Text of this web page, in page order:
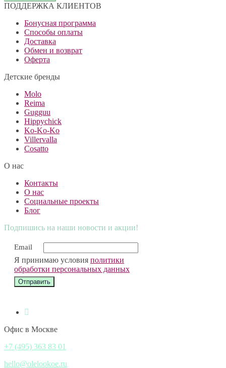
ПОДДЕРЖКА КЛИЕНТОВ
Бонусная программа
Способы оплаты
Доставка
Обмен и возврат
Оферта
Детские бренды
Molo
Reima
Gugguu
Hippychick
Ko-Ko-Ko
Villervalla
Cosatto
О нас
Контакты
О нас
Социальные проекты
Блог
Подпишись на наши новости и акции!
Email
Я принимаю условия политики
обработки персональных данных
Офис в Москве
+7 (495) 363 83 01
hello@olelookoe.ru